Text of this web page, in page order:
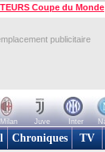
Coupe du Monde
publicitaire
Milan Juve Inter
Chroniques TV